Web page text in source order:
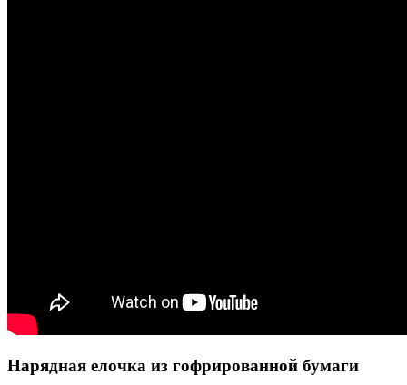
Нарядная елочка из гофрированной бумаги